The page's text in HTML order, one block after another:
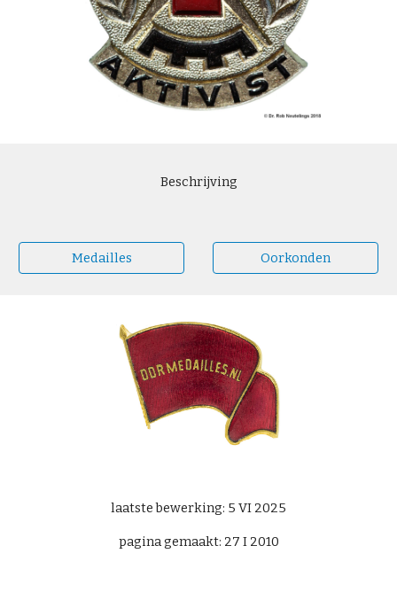
Beschrijving
Medailles Oorkonden
laatste bewerking: 5 VI 2025
pagina gemaakt: 27 I 2010